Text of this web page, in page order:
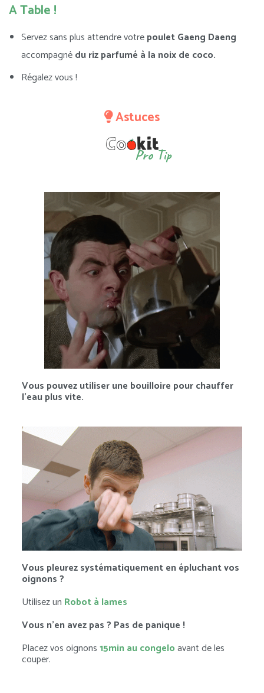
A Table !
Servez sans plus attendre votrepoulet Gaeng Daeng
accompagnédu riz parfumé à la noix de coco.
Régalez vous !
Astuces
Pro Tip
Vous pouvez utiliser une bouilloire pour chauffer
l’eau plus vite.
Vous pleurez systématiquement en épluchant vos
oignons ?
Utilisez un Robot à lames
Vous n’en avez pas ? Pas de panique !
Placez vos oignons15min au congeloavant de les
couper.